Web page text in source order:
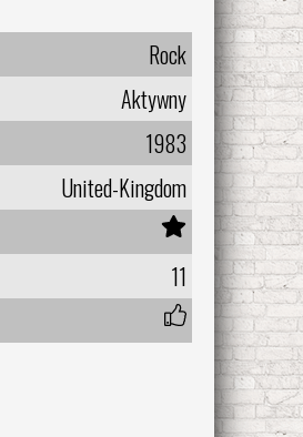
Rock
Aktywny
1983
United-Kingdom
11